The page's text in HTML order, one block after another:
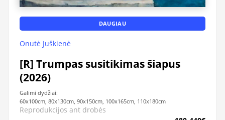
DAUGIAU
Onutė Juškienė
[R] Trumpas susitikimas šiapus
(2026)
Galimi dydžiai:
60x100cm, 80x130cm, 90x150cm, 100x165cm, 110x180cm
Reprodukcijos ant drobės